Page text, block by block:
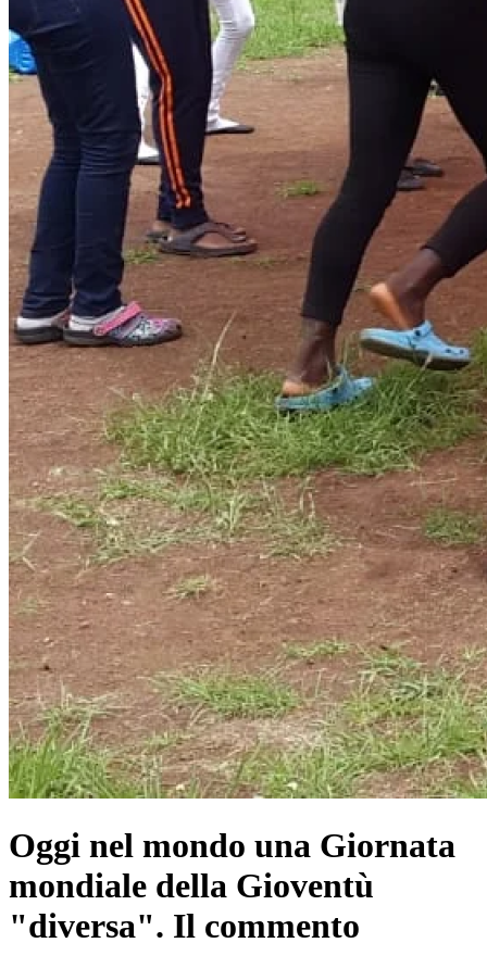
Oggi nel mondo una Giornata
mondiale della Gioventù
"diversa". Il commento